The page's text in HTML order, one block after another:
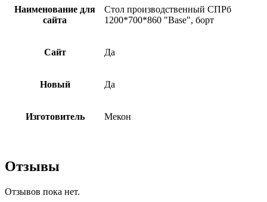
Наименование для
сайта
Стол производственный СПРб
1200*700*860 "Base", борт
Сайт Да
Новый Да
Изготовитель Мекон
Отзывы
Отзывов пока нет.